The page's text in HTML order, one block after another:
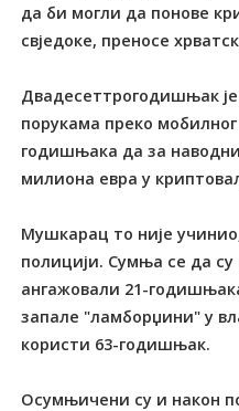
да би могли да понове
свједоке, преносе
Двадесеттрогодишњак је
порукама преко
годишњака да за
милиона евра у
Мушкарац то није учинио,
полицији. Сумња се да су
ангажовали 21-
запале "ламборџини" у
користи 63-годишњак.
Осумњичени су и након